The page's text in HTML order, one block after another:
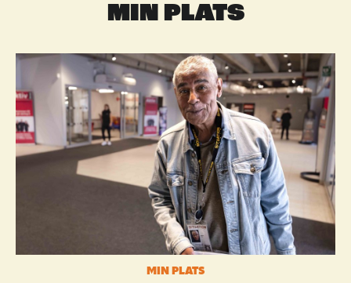
MIN PLATS
MIN PLATS